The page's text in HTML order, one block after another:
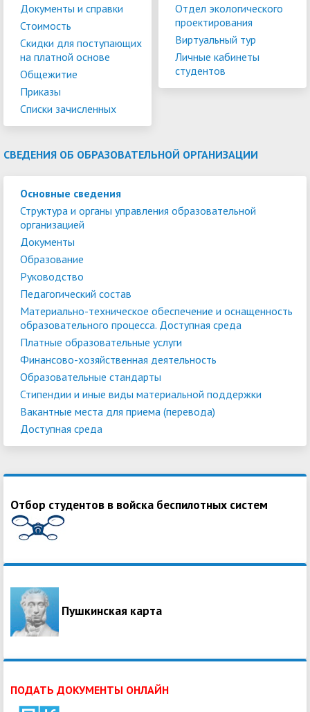
Документы и справки
Стоимость
Скидки для поступающих
на платной основе
Общежитие
Приказы
Списки зачисленных
Отдел экологического
проектирования
Виртуальный тур
Личные кабинеты
студентов
СВЕДЕНИЯ ОБ ОБРАЗОВАТЕЛЬНОЙ ОРГАНИЗАЦИИ
Основные сведения
Структура и органы управления образовательной
организацией
Документы
Образование
Руководство
Педагогический состав
Материально-техническое обеспечение и оснащенность
образовательного процесса. Доступная среда
Платные образовательные услуги
Финансово-хозяйственная деятельность
Образовательные стандарты
Стипендии и иные виды материальной поддержки
Вакантные места для приема (перевода)
Доступная среда
Отбор студентов в войска беспилотных систем
Пушкинская карта
ПОДАТЬ ДОКУМЕНТЫ ОНЛАЙН